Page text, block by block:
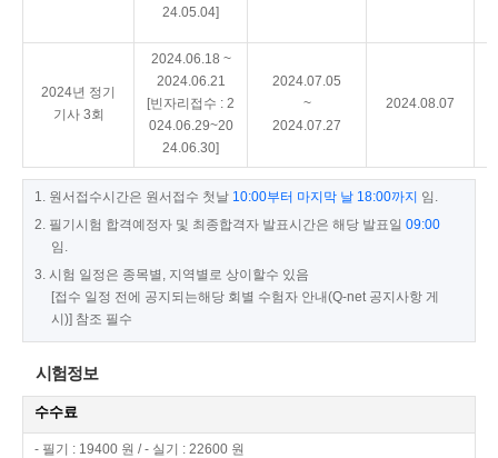
24.05.04]
2024년 정기
기사 3회
2024.06.18 ~
2024.06.21
[빈자리접수 : 2
024.06.29~20
24.06.30]
2024.07.05
~
2024.07.27
2024.08.07
1. 원서접수시간은 원서접수 첫날 10:00부터 마지막 날 18:00까지 임.
2. 필기시험 합격예정자 및 최종합격자 발표시간은 해당 발표일 09:00
임.
3. 시험 일정은 종목별, 지역별로 상이할수 있음
[접수 일정 전에 공지되는해당 회별 수험자 안내(Q-net 공지사항 게
시)] 참조 필수
시험정보
수수료
- 필기 : 19400 원 / - 실기 : 22600 원